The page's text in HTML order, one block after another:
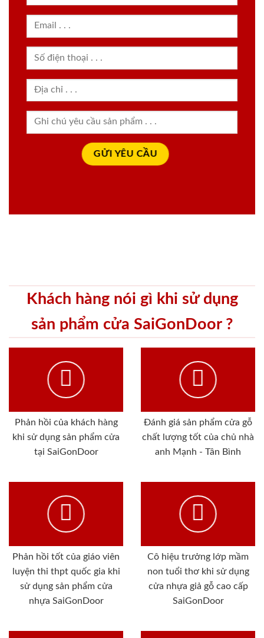
Khách hàng nói gì khi sử dụng
sản phẩm cửa SaiGonDoor ?
Phản hồi của khách hàng
khi sử dụng sản phẩm cửa
tại SaiGonDoor
Đánh giá sản phẩm cửa gỗ
chất lượng tốt của chủ nhà
anh Mạnh - Tân Bình
Phản hồi tốt của giáo viên
luyện thi thpt quốc gia khi
sử dụng sản phẩm cửa
nhựa SaiGonDoor
Cô hiệu trưởng lớp mầm
non tuổi thơ khi sử dụng
cửa nhựa giả gỗ cao cấp
SaiGonDoor